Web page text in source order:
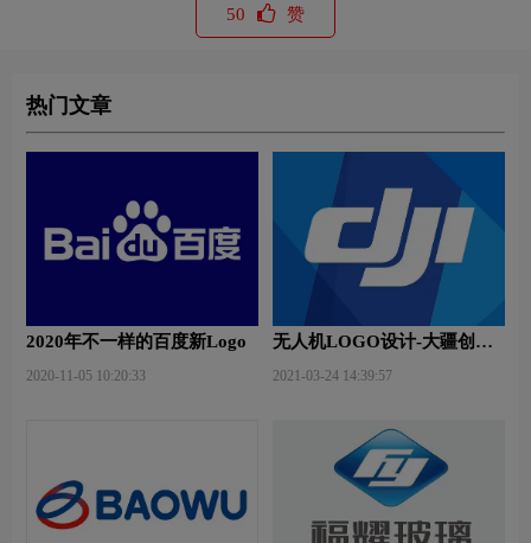
50 赞
热门文章
2020年不一样的百度新Logo
2020-11-05 10:20:33
无人机LOGO设计-大疆创新
2021-03-24 14:39:57